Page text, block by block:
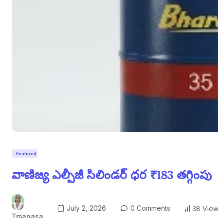
- Featured
వాణిజ్య ఎల్పీజీ సిలిండర్ ధర ₹183 తగ్గింపు
Tmanasa
July 2, 2026 0 Comments 38